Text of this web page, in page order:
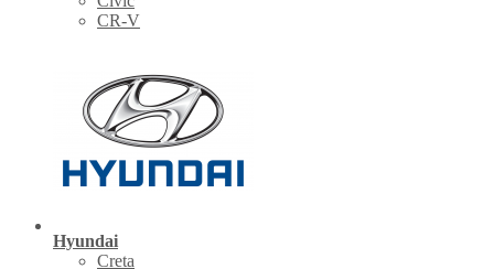
CR-V
Hyundai
Creta